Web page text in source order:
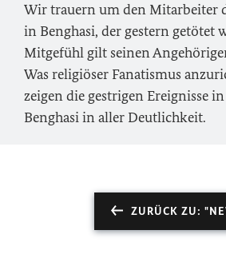
Wir trauern um den Mitarbeiter
in Benghasi, der gestern getötet
Mitgefühl gilt seinen
Was religiöser Fanatismus
zeigen die gestrigen Ereignisse
Benghasi in aller Deutlichkeit.
ZURÜCK ZU: